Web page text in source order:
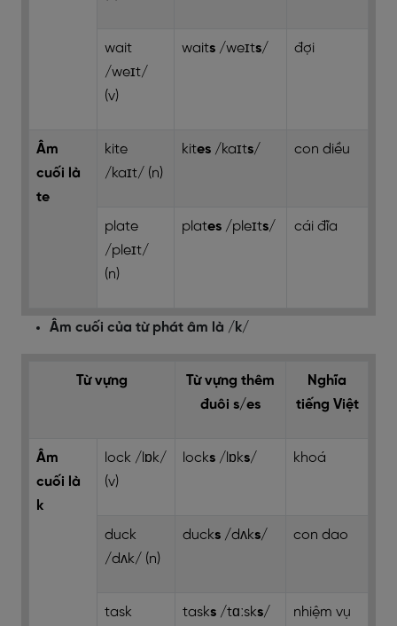
wait
/weɪt/
(v)
waits /weɪts/ đợi
Âm
cuối là
te
kite
/kaɪt/ (n)
kites /kaɪts/ con diều
plate
/pleɪt/
(n)
plates /pleɪts/ cái đĩa
Âm cuối của từ phát âm là /k/
Từ vựng
Từ vựng thêm
đuôi s/es
Nghĩa
tiếng Việt
Âm
cuối là
k
lock /lɒk/
(v)
locks /lɒks/ khoá
duck
/dʌk/ (n)
ducks /dʌks/ con dao
task
tasks /tɑːsks/ nhiệm vụ